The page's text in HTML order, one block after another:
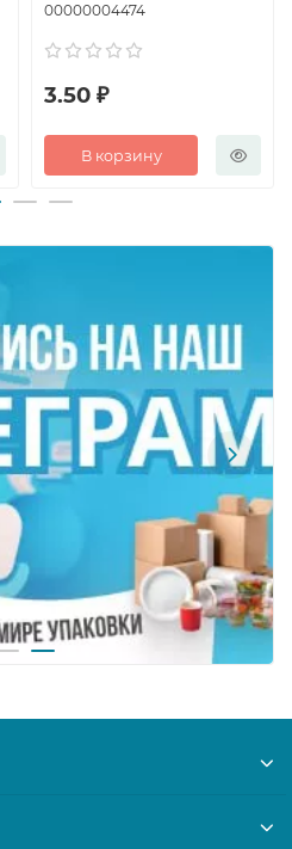
00000004474
3.50 ₽
В корзину